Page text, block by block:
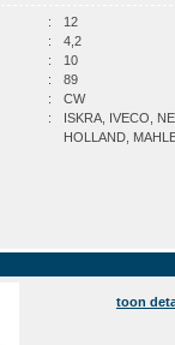
:
12
:
4,2
:
10
:
89
:
CW
:
ISKRA, IVECO,
HOLLAND,
toon